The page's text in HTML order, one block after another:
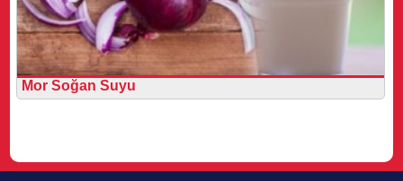
Mor Soğan Suyu